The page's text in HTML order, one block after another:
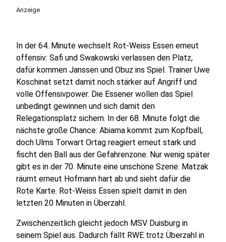
Anzeige
In der 64. Minute wechselt Rot-Weiss Essen erneut
offensiv: Safi und Swakowski verlassen den Platz,
dafür kommen Janssen und Obuz ins Spiel. Trainer Uwe
Koschinat setzt damit noch stärker auf Angriff und
volle Offensivpower. Die Essener wollen das Spiel
unbedingt gewinnen und sich damit den
Relegationsplatz sichern. In der 68. Minute folgt die
nächste große Chance: Abiama kommt zum Kopfball,
doch Ulms Torwart Ortag reagiert erneut stark und
fischt den Ball aus der Gefahrenzone. Nur wenig später
gibt es in der 70. Minute eine unschöne Szene: Matzak
räumt erneut Hofmann hart ab und sieht dafür die
Rote Karte. Rot-Weiss Essen spielt damit in den
letzten 20 Minuten in Überzahl.
Zwischenzeitlich gleicht jedoch MSV Duisburg in
seinem Spiel aus. Dadurch fällt RWE trotz Überzahl in